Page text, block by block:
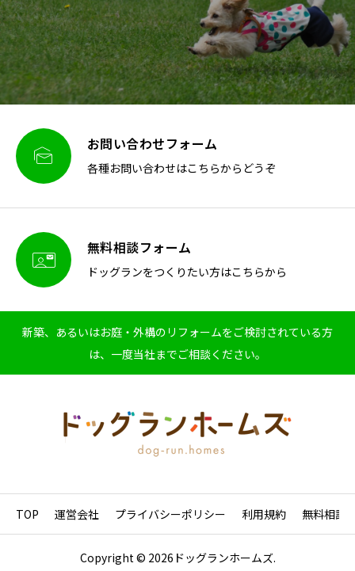
 お問い合わせフォーム
各種お問い合わせはこちらからどうぞ
 無料相談フォーム
ドッグランをつくりたい方はこちらから
新築、あるいはお庭・外構のリフォームをご検討されている方
は、一度当社までご相談ください。
TOP 運営会社 プライバシーポリシー 利用規約 無料相談
Copyright © 2026ドッグランホームズ.